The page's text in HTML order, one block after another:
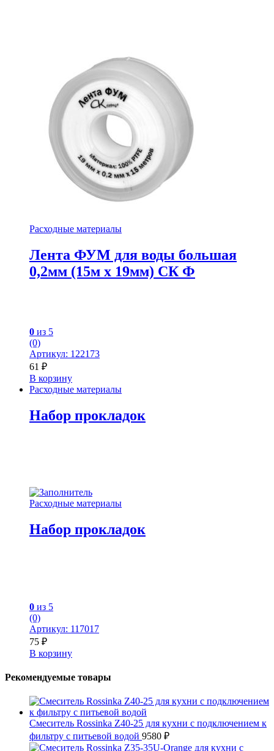
Расходные материалы
Лента ФУМ для воды большая
0,2мм (15м x 19мм) СК Ф
0 из 5
(0)
Артикул: 122173
61 ₽
В корзину
Расходные материалы
Набор прокладок
Расходные материалы
Набор прокладок
0 из 5
(0)
Артикул: 117017
75 ₽
В корзину
Рекомендуемые товары
Смеситель Rossinka Z40-25 для кухни с подключением к
фильтру с питьевой водой 9580 ₽